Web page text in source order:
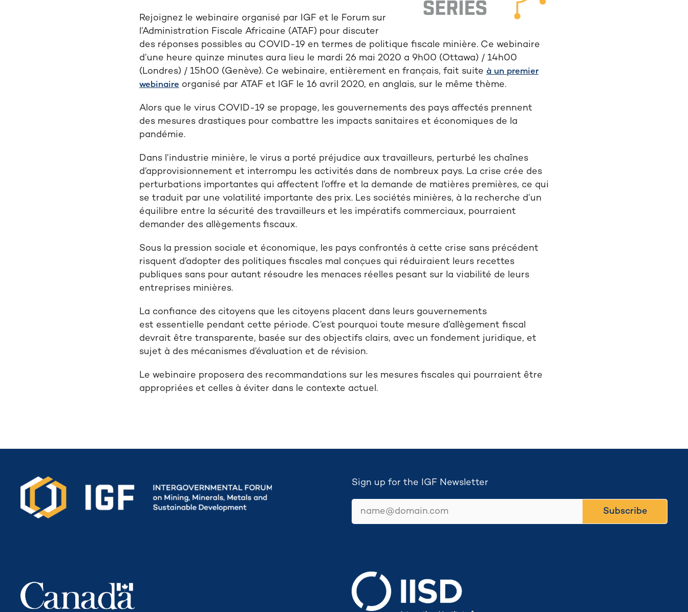
Rejoignez le webinaire organisé par IGF et le Forum sur
l’Administration Fiscale Africaine (ATAF) pour discuter
des réponses possibles au COVID-19 en termes de politique fiscale minière. Ce webinaire
d’une heure quinze minutes aura lieu le mardi 26 mai 2020 a 9h00 (Ottawa) / 14h00
(Londres) / 15h00 (Genève). Ce webinaire, entièrement en français, fait suite à un premier
webinaire organisé par ATAF et IGF le 16 avril 2020, en anglais, sur le même thème.
Alors que le virus COVID-19 se propage, les gouvernements des pays affectés prennent
des mesures drastiques pour combattre les impacts sanitaires et économiques de la
pandémie.
Dans l’industrie minière, le virus a porté préjudice aux travailleurs, perturbé les chaînes
d’approvisionnement et interrompu les activités dans de nombreux pays. La crise crée des
perturbations importantes qui affectent l’offre et la demande de matières premières, ce qui
se traduit par une volatilité importante des prix. Les sociétés minières, à la recherche d’un
équilibre entre la sécurité des travailleurs et les impératifs commerciaux, pourraient
demander des allègements fiscaux.
Sous la pression sociale et économique, les pays confrontés à cette crise sans précédent
risquent d’adopter des politiques fiscales mal conçues qui réduiraient leurs recettes
publiques sans pour autant résoudre les menaces réelles pesant sur la viabilité de leurs
entreprises minières.
La confiance des citoyens que les citoyens placent dans leurs gouvernements
est essentielle pendant cette période. C’est pourquoi toute mesure d’allègement fiscal
devrait être transparente, basée sur des objectifs clairs, avec un fondement juridique, et
sujet à des mécanismes d’évaluation et de révision.
Le webinaire proposera des recommandations sur les mesures fiscales qui pourraient être
appropriées et celles à éviter dans le contexte actuel.
Sign up for the IGF Newsletter
Subscribe